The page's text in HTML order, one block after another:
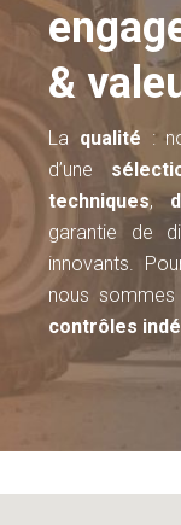
&
La qualité :
d’une
techniques,
garantie de
innovants.
nous sommes
contrôles